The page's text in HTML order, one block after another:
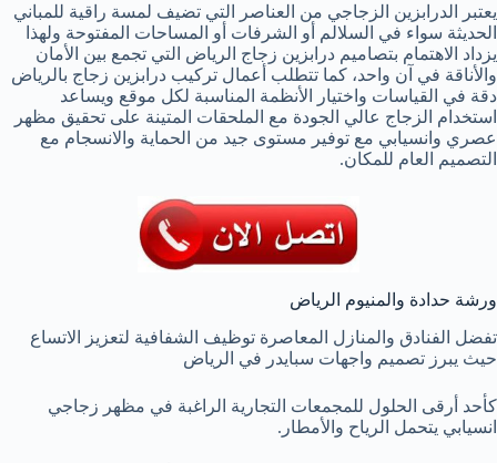
يعتبر الدرابزين الزجاجي من العناصر التي تضيف لمسة راقية للمباني
الحديثة سواء في السلالم أو الشرفات أو المساحات المفتوحة ولهذا
يزداد الاهتمام بتصاميم درابزين زجاج الرياض التي تجمع بين الأمان
والأناقة في آن واحد، كما تتطلب أعمال تركيب درابزين زجاج بالرياض
دقة في القياسات واختيار الأنظمة المناسبة لكل موقع ويساعد
استخدام الزجاج عالي الجودة مع الملحقات المتينة على تحقيق مظهر
عصري وانسيابي مع توفير مستوى جيد من الحماية والانسجام مع
التصميم العام للمكان.
ورشة حدادة والمنيوم الرياض
تفضل الفنادق والمنازل المعاصرة توظيف الشفافية لتعزيز الاتساع
حيث يبرز تصميم واجهات سبايدر في الرياض
كأحد أرقى الحلول للمجمعات التجارية الراغبة في مظهر زجاجي
انسيابي يتحمل الرياح والأمطار.